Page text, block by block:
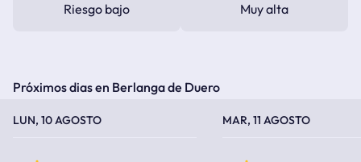
Riesgo bajo Muy alta
Próximos dias en Berlanga de Duero
LUN, 10 AGOSTO MAR, 11 AGOSTO